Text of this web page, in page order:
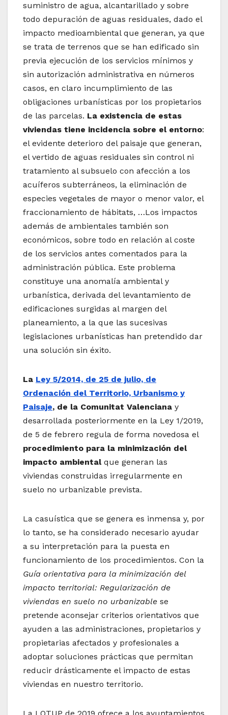
suministro de agua, alcantarillado y sobre
todo depuración de aguas residuales, dado el
impacto medioambiental que generan, ya que
se trata de terrenos que se han edificado sin
previa ejecución de los servicios mínimos y
sin autorización administrativa en números
casos, en claro incumplimiento de las
obligaciones urbanísticas por los propietarios
de las parcelas. La existencia de estas
viviendas tiene incidencia sobre el entorno:
el evidente deterioro del paisaje que generan,
el vertido de aguas residuales sin control ni
tratamiento al subsuelo con afección a los
acuíferos subterráneos, la eliminación de
especies vegetales de mayor o menor valor, el
fraccionamiento de hábitats, …Los impactos
además de ambientales también son
económicos, sobre todo en relación al coste
de los servicios antes comentados para la
administración pública. Este problema
constituye una anomalía ambiental y
urbanística, derivada del levantamiento de
edificaciones surgidas al margen del
planeamiento, a la que las sucesivas
legislaciones urbanísticas han pretendido dar
una solución sin éxito.
La Ley 5/2014, de 25 de julio, de
Ordenación del Territorio, Urbanismo y
Paisaje, de la Comunitat Valenciana y
desarrollada posteriormente en la Ley 1/2019,
de 5 de febrero regula de forma novedosa el
procedimiento para la minimización del
impacto ambientalque generan las
viviendas construidas irregularmente en
suelo no urbanizable prevista.
La casuística que se genera es inmensa y, por
lo tanto, se ha considerado necesario ayudar
a su interpretación para la puesta en
funcionamiento de los procedimientos. Con la
Guía orientativa para la minimización del
impacto territorial: Regularización de
viviendas en suelo no urbanizable se
pretende aconsejar criterios orientativos que
ayuden a las administraciones, propietarios y
propietarias afectados y profesionales a
adoptar soluciones prácticas que permitan
reducir drásticamente el impacto de estas
viviendas en nuestro territorio.